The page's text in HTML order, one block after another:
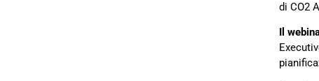
di CO2
Il